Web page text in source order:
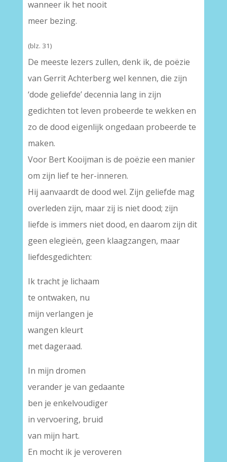
wanneer ik het nooit
meer bezing.
(blz. 31)
De meeste lezers zullen, denk ik, de poëzie
van Gerrit Achterberg wel kennen, die zijn
‘dode geliefde’ decennia lang in zijn
gedichten tot leven probeerde te wekken en
zo de dood eigenlijk ongedaan probeerde te
maken.
Voor Bert Kooijman is de poëzie een manier
om zijn lief te her-inneren.
Hij aanvaardt de dood wel. Zijn geliefde mag
overleden zijn, maar zij is niet dood; zijn
liefde is immers niet dood, en daarom zijn dit
geen elegieën, geen klaagzangen, maar
liefdesgedichten:
Ik tracht je lichaam
te ontwaken, nu
mijn verlangen je
wangen kleurt
met dageraad.
In mijn dromen
verander je van gedaante
ben je enkelvoudiger
in vervoering, bruid
van mijn hart.
En mocht ik je veroveren